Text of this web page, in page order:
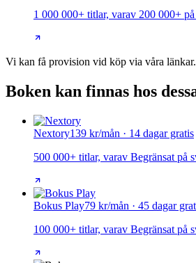
1 000 000+ titlar, varav 200 000+ på
Vi kan få provision vid köp via våra länkar.
Boken kan finnas hos
Nextory139 kr/mån · 14 dagar gratis
500 000+ titlar, varav Begränsat på
Bokus Play79 kr/mån · 45 dagar
100 000+ titlar, varav Begränsat på